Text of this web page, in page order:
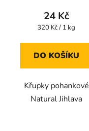
produktu
je
z
24 Kč
Měrná
320 Kč / 1 kg
DO KOŠÍKU
Křupky pohankové
Natural Jihlava